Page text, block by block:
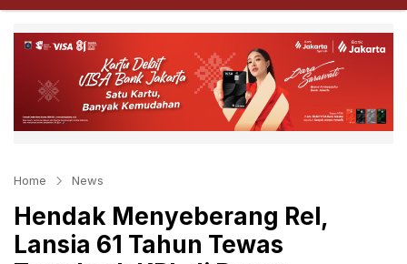
Home News
Hendak Menyeberang Rel,
Lansia 61 Tahun Tewas